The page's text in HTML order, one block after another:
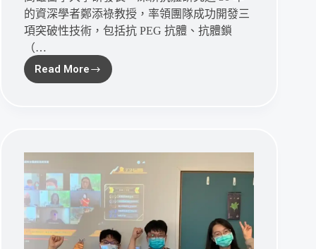
的資深學者鄭添祿教授，率領團隊成功開發三
項突破性技術，包括抗 PEG 抗體、抗體鎖
（…
Read More
南
推
添
祿
教
授